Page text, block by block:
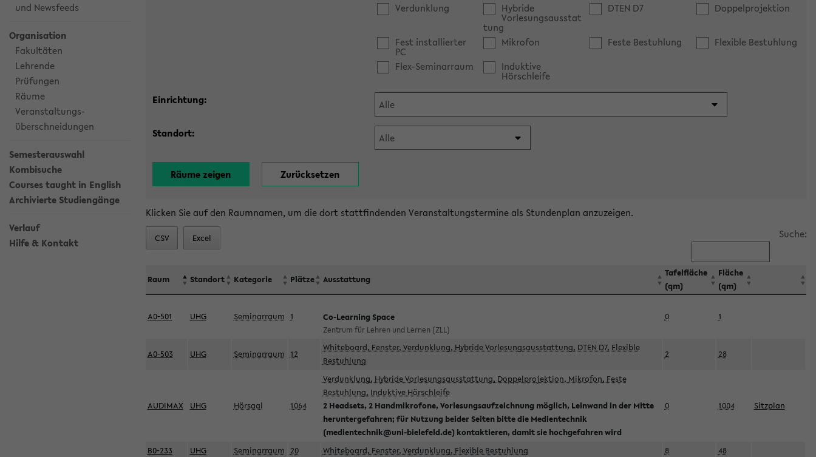
und Newsfeeds
Organisation
Fakultäten
Lehrende
Prüfungen
Räume
Veranstaltungs-
überschneidungen
Semesterauswahl
Kombisuche
Courses taught in English
Archivierte Studiengänge
Verlauf
Hilfe & Kontakt
Verdunklung
Hybride
Vorlesungsausstat
tung
DTEN D7 Doppelprojektion
Fest installierter
PC
Mikrofon Feste Bestuhlung
Flexible Bestuhlung
Flex-Seminarraum
Induktive
Hörschleife
Einrichtung:
Standort:
Klicken Sie auf den Raumnamen, um die dort stattfindenden Veranstaltungstermine als Stundenplan anzuzeigen.
CSV Excel Suche:
Raum Standort Kategorie Plätze Ausstattung
Tafelfläche
(qm)
Fläche
(qm)
A0-501 UHG Seminarraum 1 Co-Learning Space
Zentrum für Lehren und Lernen (ZLL)
0 1
A0-503 UHG Seminarraum 12
Whiteboard, Fenster, Verdunklung, Hybride Vorlesungsausstattung, DTEN D7, Flexible
Bestuhlung
2 28
AUDIMAX UHG Hörsaal 1064
Verdunklung, Hybride Vorlesungsausstattung, Doppelprojektion, Mikrofon, Feste
Bestuhlung, Induktive Hörschleife
2 Headsets, 2 Handmikrofone, Vorlesungsaufzeichnung möglich, Leinwand in der Mitte
heruntergefahren; für Nutzung beider Seiten bitte die Medientechnik
(medientechnik@uni-bielefeld.de) kontaktieren, damit sie hochgefahren wird
0 1004 Sitzplan
B0-233 UHG Seminarraum 20 Whiteboard, Fenster, Verdunklung, Flexible Bestuhlung 8
48